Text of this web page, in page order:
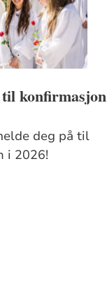
konfirmasjon
deg på til
i 2026!